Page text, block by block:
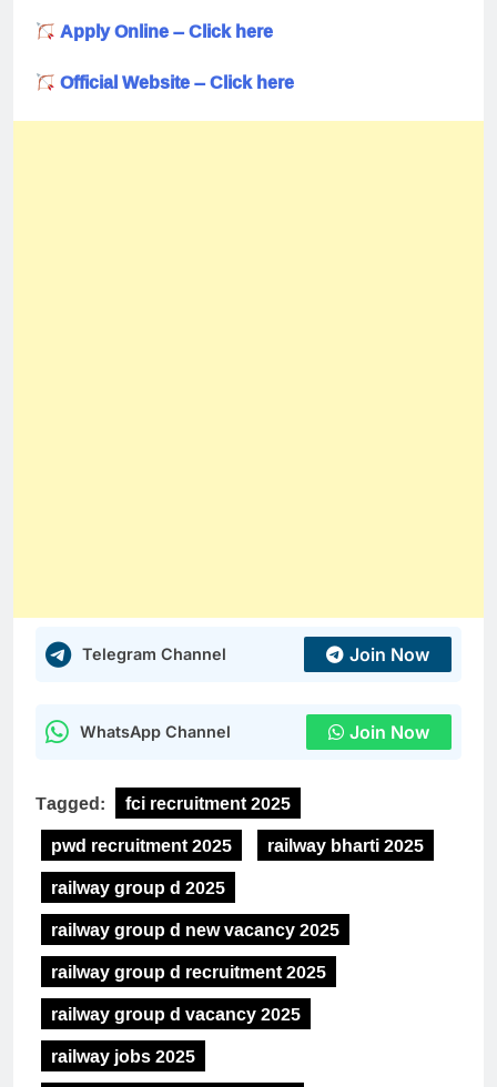
Apply Online – Click here
Official Website – Click here
Telegram Channel Join Now
WhatsApp Channel Join Now
Tagged:
fci recruitment 2025
pwd recruitment 2025
railway bharti 2025
railway group d 2025
railway group d new vacancy 2025
railway group d recruitment 2025
railway group d vacancy 2025
railway jobs 2025